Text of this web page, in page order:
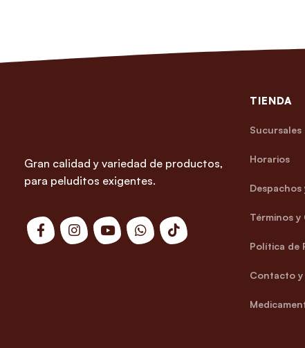
Gran calidad y variedad de productos,
para peluditos exigentes.
TIENDA
Sucursales
Horarios
Términos y
Política de
Contacto y